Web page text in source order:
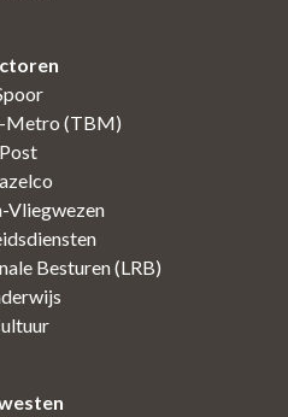
Metro (TBM)
Post
Vliegwezen
Besturen (LRB)